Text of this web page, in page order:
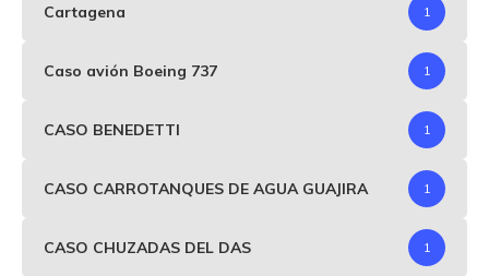
Cartagena 1
Caso avión Boeing 737 1
CASO BENEDETTI 1
CASO CARROTANQUES DE AGUA GUAJIRA 1
CASO CHUZADAS DEL DAS 1